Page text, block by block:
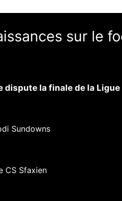
sur le
dispute la finale de la Ligue
Sundowns
CS Sfaxien